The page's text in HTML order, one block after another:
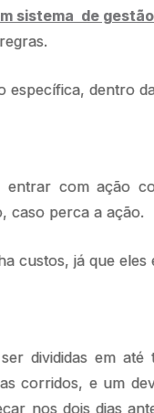
sistema de
específica, dentro
entrar com ação
caso perca a ação.
custos, já que
divididas em
corridos, e um
nos dois dias